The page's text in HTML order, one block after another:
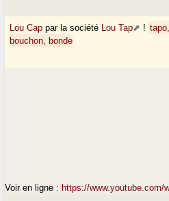
Lou Cap par la société Lou Tap !
bouchon, bonde
Voir en ligne : https://www.youtube.com/